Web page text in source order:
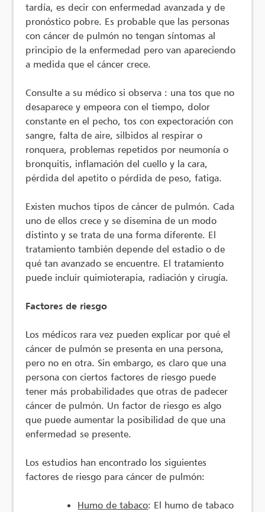
tardía, es decir con enfermedad avanzada y de
pronóstico pobre. Es probable que las personas
con cáncer de pulmón no tengan síntomas al
principio de la enfermedad pero van apareciendo
a medida que el cáncer crece.
Consulte a su médico si observa : una tos que no
desaparece y empeora con el tiempo, dolor
constante en el pecho, tos con expectoración con
sangre, falta de aire, silbidos al respirar o
ronquera, problemas repetidos por neumonía o
bronquitis, inflamación del cuello y la cara,
pérdida del apetito o pérdida de peso, fatiga.
Existen muchos tipos de cáncer de pulmón. Cada
uno de ellos crece y se disemina de un modo
distinto y se trata de una forma diferente. El
tratamiento también depende del estadio o de
qué tan avanzado se encuentre. El tratamiento
puede incluir quimioterapia, radiación y cirugía.
Factores de riesgo
Los médicos rara vez pueden explicar por qué el
cáncer de pulmón se presenta en una persona,
pero no en otra. Sin embargo, es claro que una
persona con ciertos factores de riesgo puede
tener más probabilidades que otras de padecer
cáncer de pulmón. Un factor de riesgo es algo
que puede aumentar la posibilidad de que una
enfermedad se presente.
Los estudios han encontrado los siguientes
factores de riesgo para cáncer de pulmón:
Humo de tabaco: El humo de tabaco